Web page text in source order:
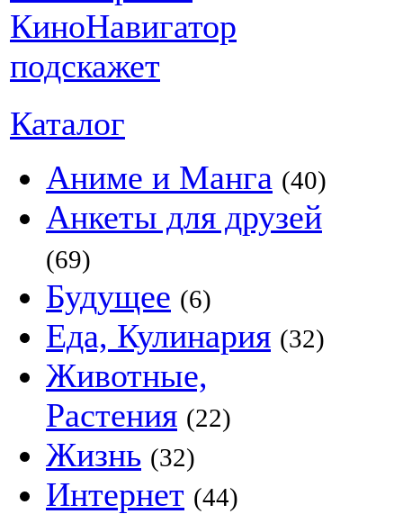
Каталог
Аниме и Манга (40)
Анкеты для друзей
(69)
Будущее (6)
Еда, Кулинария (32)
Животные,
Растения (22)
Жизнь (32)
Интернет (44)